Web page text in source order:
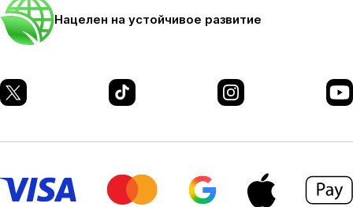
Нацелен на устойчивое развитие